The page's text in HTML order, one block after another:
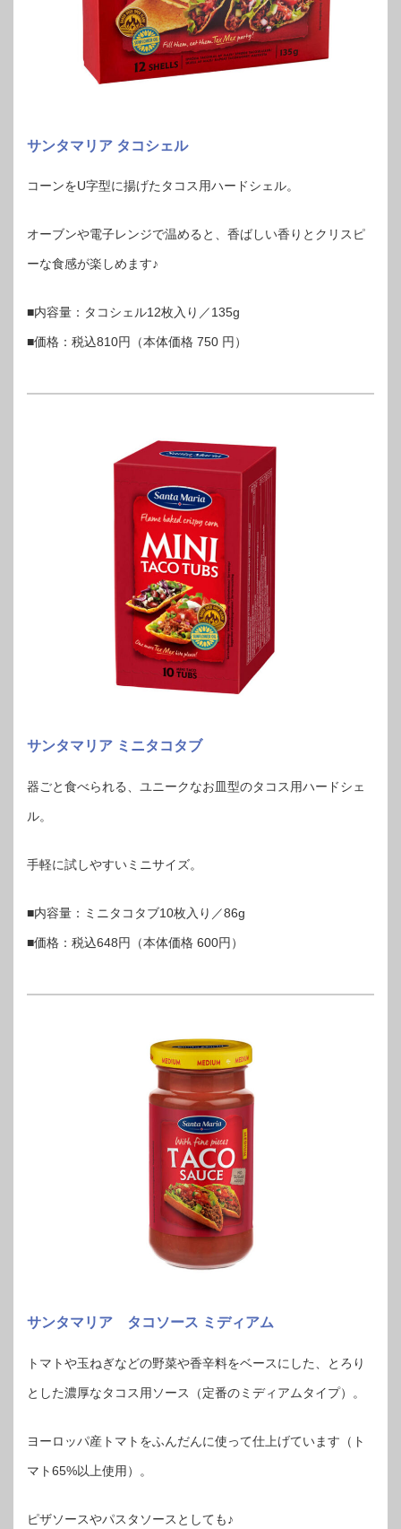
サンタマリア タコシェル
コーンをU字型に揚げたタコス用ハードシェル。
オーブンや電子レンジで温めると、香ばしい香りとクリスピ
ーな食感が楽しめます♪
■内容量：タコシェル12枚入り／135g
■価格：税込810円（本体価格 750 円）
サンタマリア ミニタコタブ
器ごと食べられる、ユニークなお皿型のタコス用ハードシェ
ル。
手軽に試しやすいミニサイズ。
■内容量：ミニタコタブ10枚入り／86g
■価格：税込648円（本体価格 600円）
サンタマリア タコソース ミディアム
トマトや玉ねぎなどの野菜や香辛料をベースにした、とろり
とした濃厚なタコス用ソース（定番のミディアムタイプ）。
ヨーロッパ産トマトをふんだんに使って仕上げています（ト
マト65%以上使用）。
ピザソースやパスタソースとしても♪